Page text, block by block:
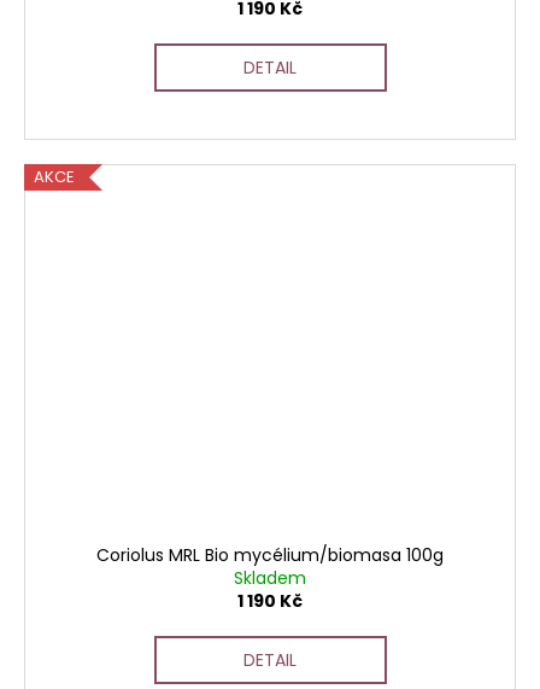
1 190 Kč
DETAIL
AKCE
Coriolus MRL Bio mycélium/biomasa 100g
Skladem
1 190 Kč
DETAIL